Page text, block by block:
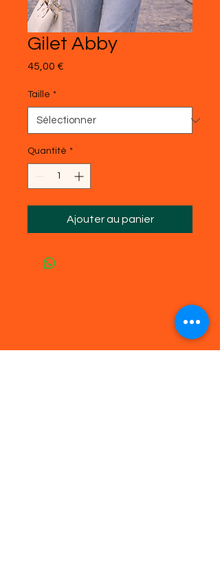
Gilet Abby
45,00 €
Taille *
Quantité *
Ajouter au panier